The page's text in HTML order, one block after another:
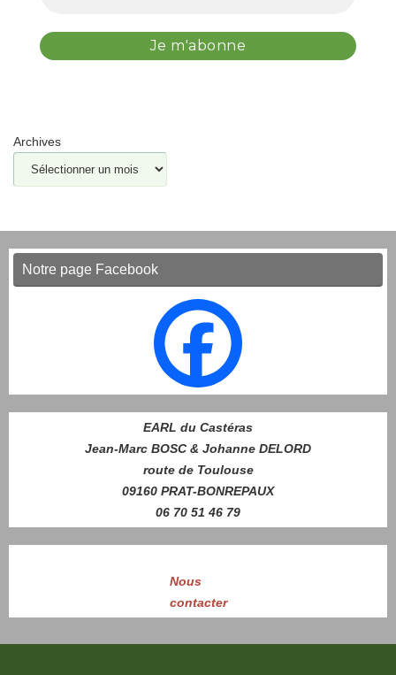
Archives
Notre page Facebook
EARL du Castéras
Jean-Marc BOSC & Johanne DELORD
route de Toulouse
09160 PRAT-BONREPAUX
06 70 51 46 79
Nous
contacter